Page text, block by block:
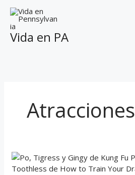
Skip
content
Vida en PA
Atracciones
Universal
Theme